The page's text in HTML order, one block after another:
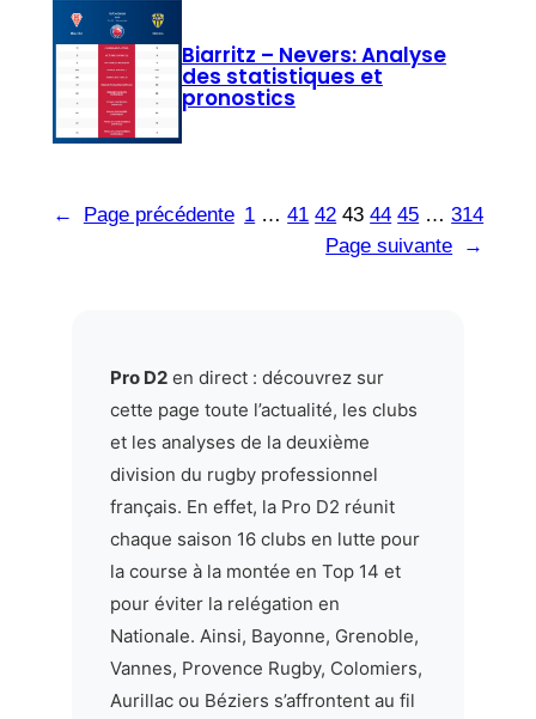
Biarritz – Nevers: Analyse
des statistiques et
pronostics
← Page précédente 1 … 41 42 43 44 45 … 314
Page suivante
→
Pro D2en direct : découvrez sur
cette page toute l’actualité, les clubs
et les analyses de la deuxième
division du rugby professionnel
français. En effet, la Pro D2 réunit
chaque saison 16 clubs en lutte pour
la course à la montée en Top 14 et
pour éviter la relégation en
Nationale. Ainsi, Bayonne, Grenoble,
Vannes, Provence Rugby, Colomiers,
Aurillac ou Béziers s’affrontent au fil